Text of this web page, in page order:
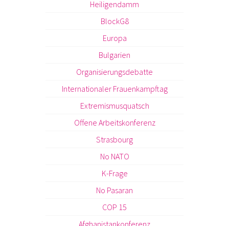
Heiligendamm
BlockG8
Europa
Bulgarien
Organisierungsdebatte
Internationaler Frauenkampftag
Extremismusquatsch
Offene Arbeitskonferenz
Strasbourg
No NATO
K-Frage
No Pasaran
COP 15
Afghanistankonferenz